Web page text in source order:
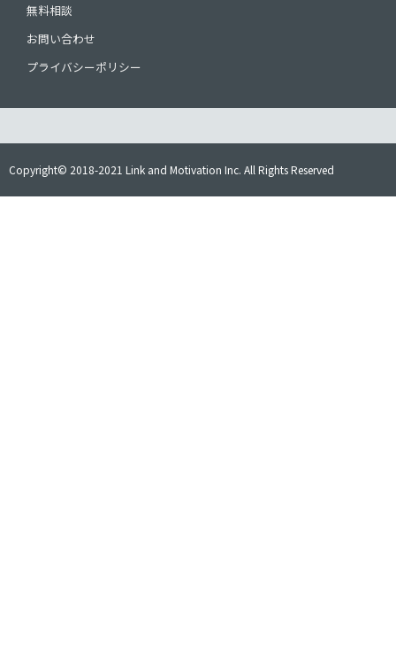
無料相談
お問い合わせ
プライバシーポリシー
Copyright© 2018-2021 Link and Motivation Inc. All Rights Reserved